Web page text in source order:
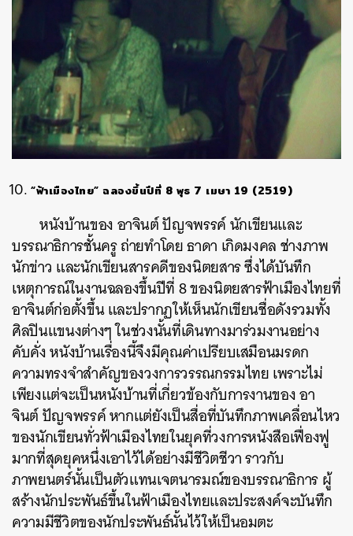
“ฟ้าเมืองไทย” ฉลองขึ้นปีที่ 8 พุธ 7 เมษา 19 (2519)
หนังบ้านของ อาจินต์ ปัญจพรรค์ นักเขียนและ
บรรณาธิการชั้นครู ถ่ายทำโดย ธาดา เกิดมงคล ช่างภาพ
นักข่าว และนักเขียนสารคดีของนิตยสาร ซึ่งได้บันทึก
เหตุการณ์ในงานฉลองขึ้นปีที่ 8 ของนิตยสารฟ้าเมืองไทยที่
อาจินต์ก่อตั้งขึ้น และปรากฏให้เห็นนักเขียนชื่อดังรวมทั้ง
ศิลปินแขนงต่างๆ ในช่วงนั้นที่เดินทางมาร่วมงานอย่าง
คับคั่ง หนังบ้านเรื่องนี้จึงมีคุณค่าเปรียบเสมือนมรดก
ความทรงจำสำคัญของวงการวรรณกรรมไทย เพราะไม่
เพียงแต่จะเป็นหนังบ้านที่เกี่ยวข้องกับการงานของ อา
จินต์ ปัญจพรรค์ หากแต่ยังเป็นสื่อที่บันทึกภาพเคลื่อนไหว
ของนักเขียนทั่วฟ้าเมืองไทยในยุคที่วงการหนังสือเฟื่องฟู
มากที่สุดยุคหนึ่งเอาไว้ได้อย่างมีชีวิตชีวา ราวกับ
ภาพยนตร์นั้นเป็นตัวแทนเจตนารมณ์ของบรรณาธิการ ผู้
สร้างนักประพันธ์ขึ้นในฟ้าเมืองไทยและประสงค์จะบันทึก
ความมีชีวิตของนักประพันธ์นั้นไว้ให้เป็นอมตะ